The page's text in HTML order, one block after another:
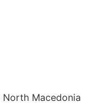
Macedonia